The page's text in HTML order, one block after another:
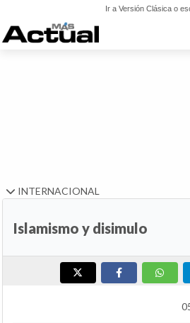
Ir a Versión Clásica o
INTERNACIONAL
Islamismo y disimulo